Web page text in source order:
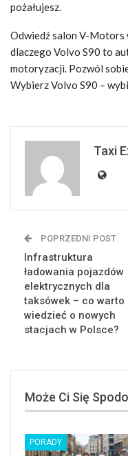
pożałujesz.
Odwiedź salon V-Motors
dlaczego Volvo S90 to
motoryzacji. Pozwól
Wybierz Volvo S90 –
Taxi
POPRZEDNI POST
Infrastruktura
ładowania pojazdów
elektrycznych dla
taksówek – co warto
wiedzieć o nowych
stacjach w Polsce?
Może Ci Się
PORADY